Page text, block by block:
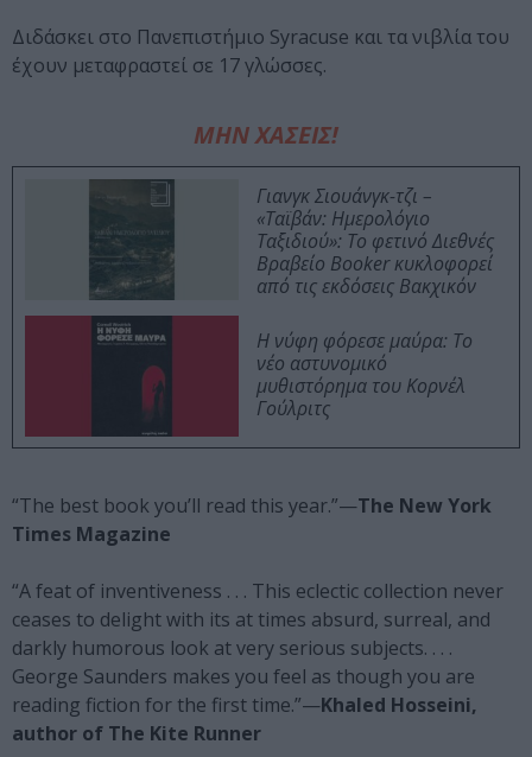
Διδάσκει στο Πανεπιστήμιο Syracuse και τα νιβλία του
έχουν μεταφραστεί σε 17 γλώσσες.
ΜΗΝ ΧΑΣΕΙΣ!
Γιανγκ Σιουάνγκ-τζι –
«Ταϊβάν: Ημερολόγιο
Ταξιδιού»: Το φετινό Διεθνές
Βραβείο Booker κυκλοφορεί
από τις εκδόσεις Βακχικόν
Η νύφη φόρεσε μαύρα: Το
νέο αστυνομικό
μυθιστόρημα του Κορνέλ
Γούλριτς
“The best book you’ll read this year.”—The New York
Times Magazine
“A feat of inventiveness . . . This eclectic collection never
ceases to delight with its at times absurd, surreal, and
darkly humorous look at very serious subjects. . . .
George Saunders makes you feel as though you are
reading fiction for the first time.”—Khaled Hosseini,
author of The Kite Runner